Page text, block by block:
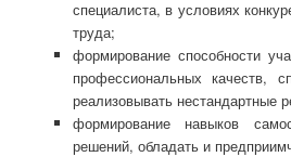
специалиста, в условиях
труда;
формирование способности
профессиональных качеств,
реализовывать нестандартные
формирование навыков
решений, обладать и